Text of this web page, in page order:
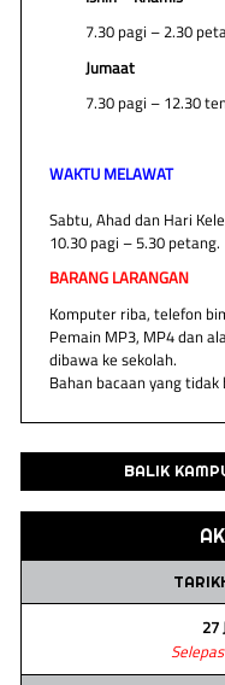
7.30 pagi – 2.30
Jumaat
7.30 pagi – 12.30
WAKTU MELAWAT
Sabtu, Ahad dan Hari
10.30 pagi – 5.30 petang.
BARANG LARANGAN
Komputer riba, telefon
Pemain MP3, MP4 dan
dibawa ke sekolah.
Bahan bacaan yang
BALIK
27